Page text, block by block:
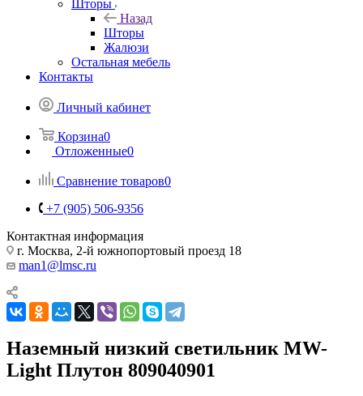
Шторы
Назад
Шторы
Жалюзи
Остальная мебель
Контакты
Личный кабинет
Корзина0
Отложенные0
Сравнение товаров0
+7 (905) 506-9356
Контактная информация
г. Москва, 2-й южнопортовый проезд 18
man1@lmsc.ru
Наземный низкий светильник MW-
Light Плутон 809040901